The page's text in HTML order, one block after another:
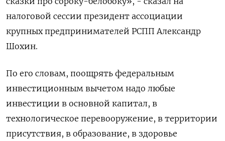
налоговой сессии президент ассоциации
крупных предпринимателей РСПП Александр
Шохин.
По его словам, поощрять федеральным
инвестиционным вычетом надо любые
инвестиции в основной капитал, в
технологическое перевооружение, в территории
присутствия, в образование, в здоровье